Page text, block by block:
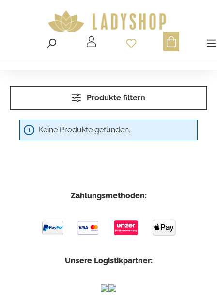
Du hast 0
Produkte filtern
Keine Produkte gefunden.
Zahlungsmethoden:
Unsere Logistikpartner: